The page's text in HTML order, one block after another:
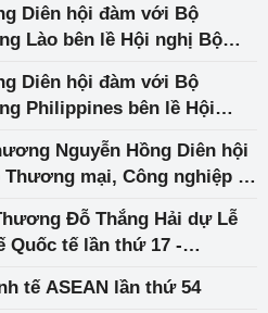
Diên hội đàm với Bộ
Lào bên lề Hội nghị Bộ
Diên hội đàm với Bộ
Philippines bên lề Hội
Nguyễn Hồng Diên hội
mại, Công nghiệp và
Đỗ Thắng Hải dự Lễ
Quốc tế lần thứ 17 -
tế ASEAN lần thứ 54